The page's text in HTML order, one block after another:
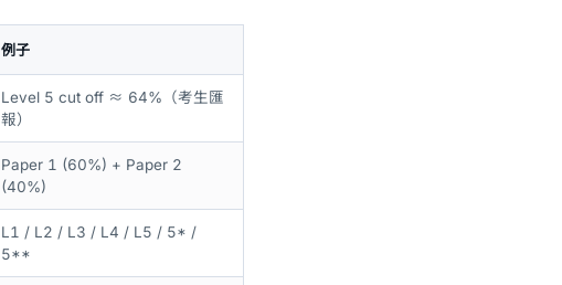
例子
Level 5 cut off ≈ 64%（考生匯
報）
Paper 1 (60%) + Paper 2
(40%)
L1 / L2 / L3 / L4 / L5 / 5* /
5**